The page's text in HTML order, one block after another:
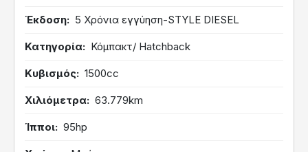
Έκδοση 5 Χρόνια εγγύηση-STYLE DIESEL
Κατηγορία Κόμπακτ/ Hatchback
Κυβισμός 1500cc
Χιλιόμετρα 63.779km
Ίπποι 95hp